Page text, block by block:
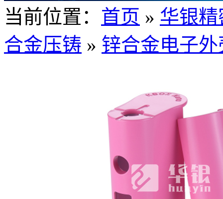
当前位置： 首页 » 华银
合金压铸 » 锌合金电子